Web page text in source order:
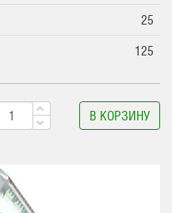
25
125
В КОРЗИНУ